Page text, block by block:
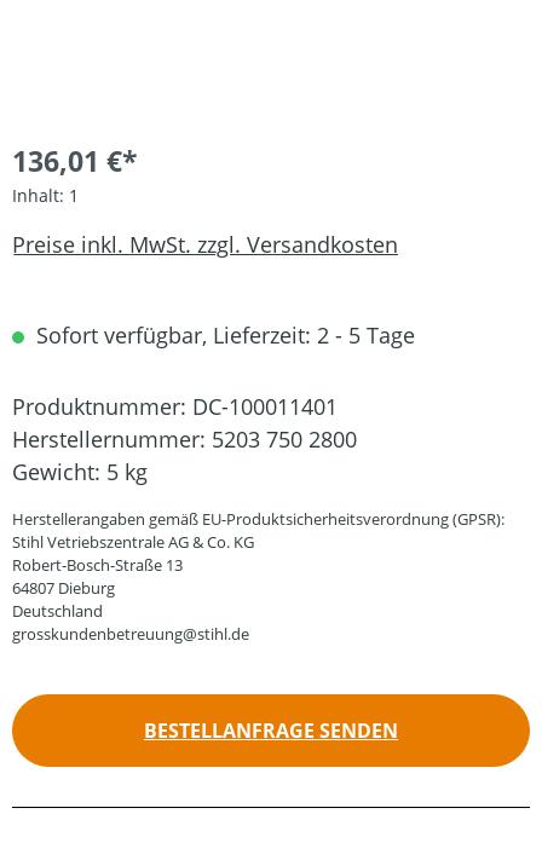
136,01 €*
Inhalt: 1
Preise inkl. MwSt. zzgl. Versandkosten
Sofort verfügbar, Lieferzeit: 2 - 5 Tage
Produktnummer: DC-100011401
Herstellernummer: 5203 750 2800
Gewicht: 5 kg
Herstellerangaben gemäß EU-Produktsicherheitsverordnung (GPSR):
Stihl Vetriebszentrale AG & Co. KG
Robert-Bosch-Straße 13
64807 Dieburg
Deutschland
grosskundenbetreuung@stihl.de
BESTELLANFRAGE SENDEN